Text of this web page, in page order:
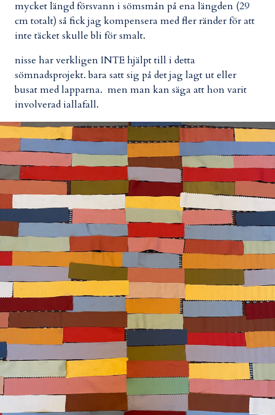
mycket längd försvann i sömsmån på ena längden (29
cm totalt) så fick jag kompensera med fler ränder för att
inte täcket skulle bli för smalt.
nisse har verkligen INTE hjälpt till i detta
sömnadsprojekt. bara satt sig på det jag lagt ut eller
busat med lapparna. men man kan säga att hon varit
involverad iallafall.